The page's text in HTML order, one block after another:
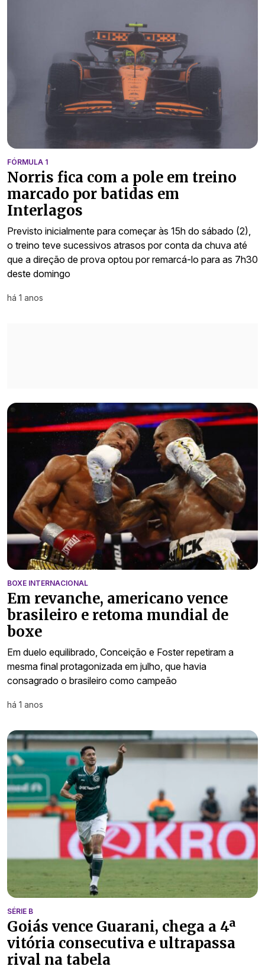
FÓRMULA 1
Norris fica com a pole em treino
marcado por batidas em
Interlagos
Previsto inicialmente para começar às 15h do sábado (2),
o treino teve sucessivos atrasos por conta da chuva até
que a direção de prova optou por remarcá-lo para as 7h30
deste domingo
há 1 anos
BOXE INTERNACIONAL
Em revanche, americano vence
brasileiro e retoma mundial de
boxe
Em duelo equilibrado, Conceição e Foster repetiram a
mesma final protagonizada em julho, que havia
consagrado o brasileiro como campeão
há 1 anos
SÉRIE B
Goiás vence Guarani, chega a 4ª
vitória consecutiva e ultrapassa
rival na tabela